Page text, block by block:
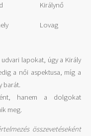
Királynő
Lovag
lapokat, úgy a Király
a női aspektusa, míg a
barát.
hanem a dolgokat
meg.
összevetéseként